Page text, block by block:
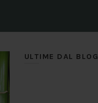
ULTIME DAL BLOG